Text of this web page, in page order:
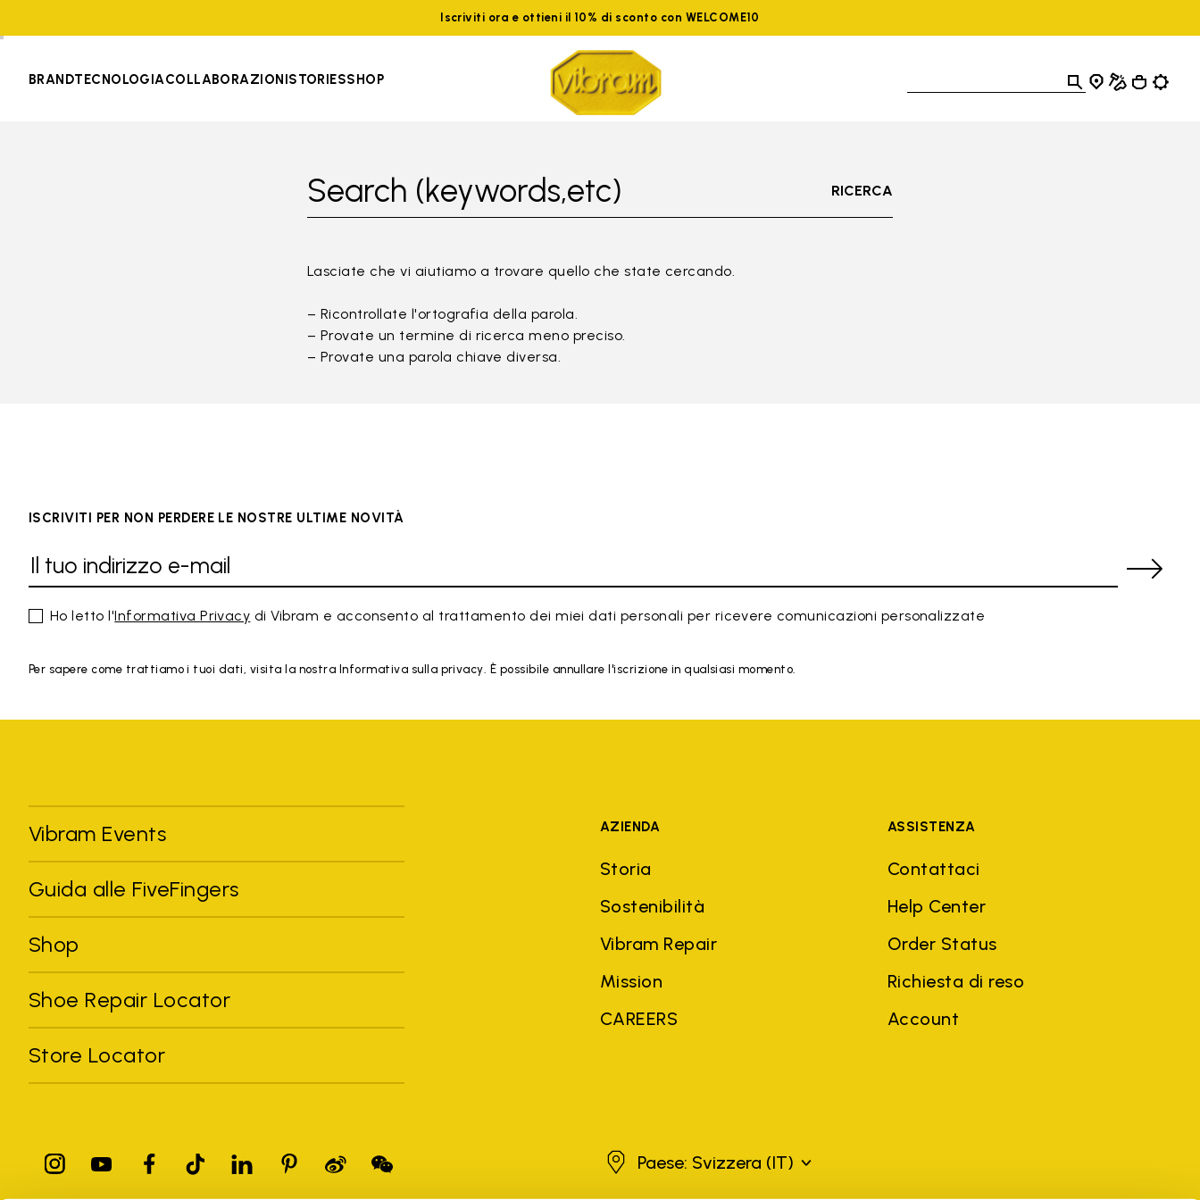
Iscriviti ora e ottieni il 10% di sconto con WELCOME10
BRANDTECNOLOGIACOLLABORAZIONISTORIESSHOP
Search (keywords,etc) RICERCA
Lasciate che vi aiutiamo a trovare quello che state cercando.
– Ricontrollate l'ortografia della parola.
– Provate un termine di ricerca meno preciso.
– Provate una parola chiave diversa.
ISCRIVITI PER NON PERDERE LE NOSTRE ULTIME NOVITÀ
Ho letto l'Informativa Privacy di Vibram e acconsento al trattamento dei miei dati personali per ricevere comunicazioni personalizzate
Per sapere come trattiamo i tuoi dati, visita la nostra Informativa sulla privacy. È possibile annullare l'iscrizione in qualsiasi momento.
Vibram Events
Guida alle FiveFingers
Shop
Shoe Repair Locator
Store Locator
AZIENDA
Storia
Sostenibilità
Vibram Repair
Mission
CAREERS
ASSISTENZA
Contattaci
Help Center
Order Status
Richiesta di reso
Account
SvizzeraPaese: Svizzera (IT)